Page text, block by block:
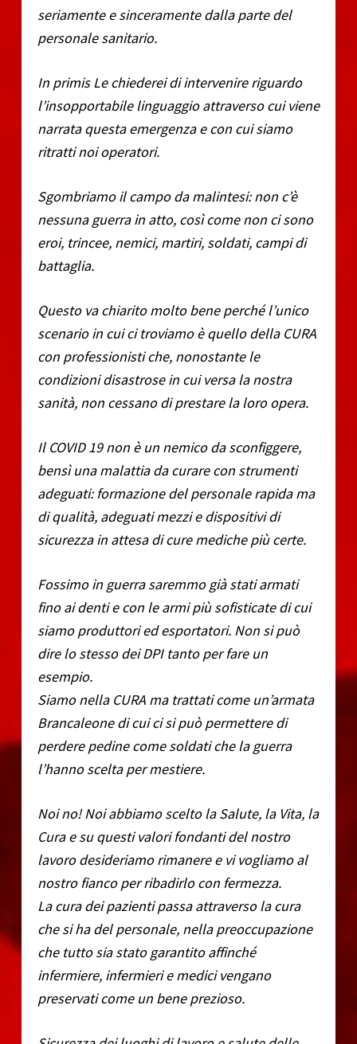
seriamente e sinceramente dalla parte del
personale sanitario.
In primis Le chiederei di intervenire riguardo
l’insopportabile linguaggio attraverso cui viene
narrata questa emergenza e con cui siamo
ritratti noi operatori.
Sgombriamo il campo da malintesi: non c’è
nessuna guerra in atto, così come non ci sono
eroi, trincee, nemici, martiri, soldati, campi di
battaglia.
Questo va chiarito molto bene perché l’unico
scenario in cui ci troviamo è quello della CURA
con professionisti che, nonostante le
condizioni disastrose in cui versa la nostra
sanità, non cessano di prestare la loro opera.
Il COVID 19 non è un nemico da sconfiggere,
bensì una malattia da curare con strumenti
adeguati: formazione del personale rapida ma
di qualità, adeguati mezzi e dispositivi di
sicurezza in attesa di cure mediche più certe.
Fossimo in guerra saremmo già stati armati
fino ai denti e con le armi più sofisticate di cui
siamo produttori ed esportatori. Non si può
dire lo stesso dei DPI tanto per fare un
esempio.
Siamo nella CURA ma trattati come un’armata
Brancaleone di cui ci si può permettere di
perdere pedine come soldati che la guerra
l’hanno scelta per mestiere.
Noi no! Noi abbiamo scelto la Salute, la Vita, la
Cura e su questi valori fondanti del nostro
lavoro desideriamo rimanere e vi vogliamo al
nostro fianco per ribadirlo con fermezza.
La cura dei pazienti passa attraverso la cura
che si ha del personale, nella preoccupazione
che tutto sia stato garantito affinché
infermiere, infermieri e medici vengano
preservati come un bene prezioso.